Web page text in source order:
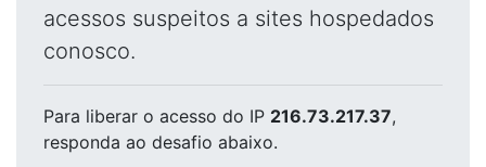
acessos suspeitos a sites hospedados
conosco.
Para liberar o acesso do IP 216.73.217.37,
responda ao desafio abaixo.